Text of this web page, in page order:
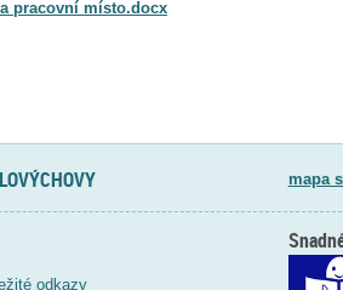
pracovní místo.docx
mapa
odkazy